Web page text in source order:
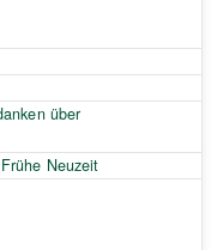
über
Neuzeit